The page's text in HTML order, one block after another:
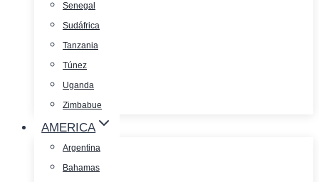
Senegal
Sudáfrica
Tanzania
Túnez
Uganda
Zimbabue
AMERICA
Argentina
Bahamas